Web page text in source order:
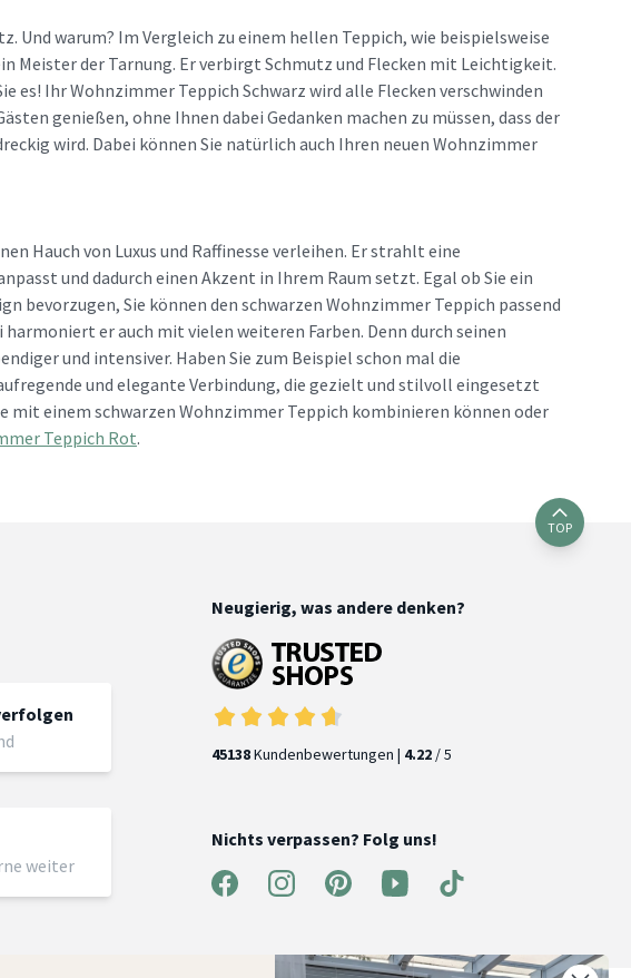
Und warum? Im Vergleich zu einem hellen Teppich, wie beispielsweise
Meister der Tarnung. Er verbirgt Schmutz und Flecken mit Leichtigkeit.
es! Ihr Wohnzimmer Teppich Schwarz wird alle Flecken verschwinden
genießen, ohne Ihnen dabei Gedanken machen zu müssen, dass der
wird. Dabei können Sie natürlich auch Ihren neuen Wohnzimmer
Hauch von Luxus und Raffinesse verleihen. Er strahlt eine
und dadurch einen Akzent in Ihrem Raum setzt. Egal ob Sie ein
bevorzugen, Sie können den schwarzen Wohnzimmer Teppich passend
er auch mit vielen weiteren Farben. Denn durch seinen
und intensiver. Haben Sie zum Beispiel schon mal die
und elegante Verbindung, die gezielt und stilvoll eingesetzt
mit einem schwarzen Wohnzimmer Teppich kombinieren können oder
Teppich Rot.
TOP
weiter
Neugierig, was andere denken?
45138Kundenbewertungen | 4.22 / 5
Nichts verpassen? Folg uns!